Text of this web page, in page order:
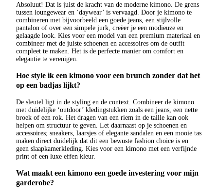
Absoluut! Dat is juist de kracht van de moderne kimono. De grens
tussen loungewear en ‘daywear’ is vervaagd. Door je kimono te
combineren met bijvoorbeeld een goede jeans, een stijlvolle
pantalon of over een simpele jurk, creëer je een modieuze en
gelaagde look. Kies voor een model van een premium materiaal en
combineer met de juiste schoenen en accessoires om de outfit
compleet te maken. Het is de perfecte manier om comfort en
elegantie te verenigen.
Hoe style ik een kimono voor een brunch zonder dat het
op een badjas lijkt?
De sleutel ligt in de styling en de context. Combineer de kimono
met duidelijke ‘outdoor’ kledingstukken zoals een jeans, een nette
broek of een rok. Het dragen van een riem in de taille kan ook
helpen om structuur te geven. Let daarnaast op je schoenen en
accessoires; sneakers, laarsjes of elegante sandalen en een mooie tas
maken direct duidelijk dat dit een bewuste fashion choice is en
geen slaapkamerkleding. Kies voor een kimono met een verfijnde
print of een luxe effen kleur.
Wat maakt een kimono een goede investering voor mijn
garderobe?